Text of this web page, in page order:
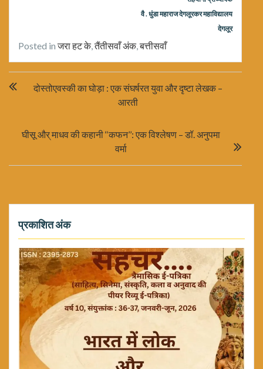
वै . धुंडा महाराज देगलूरकर महाविद्यालय
देगलूर
Posted inजरा हट के,तैंतीसवाँ अंक,बत्तीसवाँ
navigationदोस्तोएवस्की का घोड़ा : एक संघर्षरत युवा और दृष्टा लेखक –
आरती
घीसू और् माधव की कहानी ‘‘कफन’’: एक विश्लेषण – डॉ. अनुपमा
वर्मा
प्रकाशित अंक